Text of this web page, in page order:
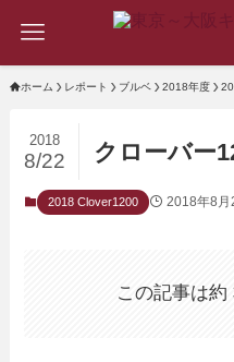
ホーム レポート ブルベ 2018年度
クローバー
2018
8/22
2018 Clover1200 2018年8月
この記事は約